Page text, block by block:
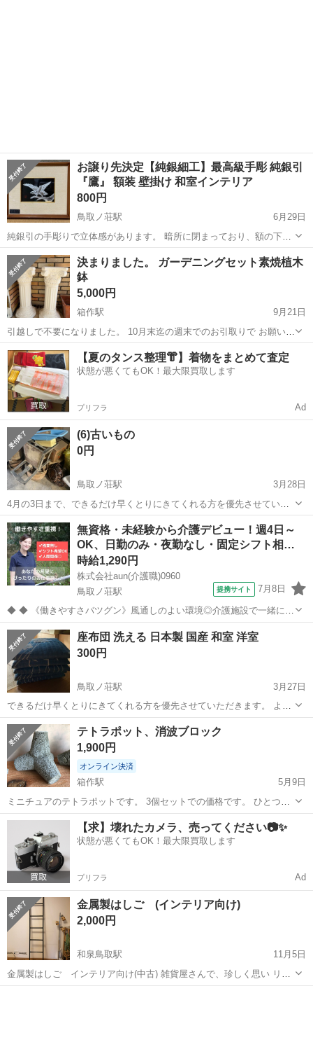
お譲り先決定【純銀細工】最高級手彫 純銀引
『鷹』 額装 壁掛け 和室インテリア
800円
鳥取ノ荘駅
6月29日
純銀引の手彫りで立体感があります。 暗所に閉まっており、額の下部
にガリ傷がありますがその他の状態は比較的良いかと思いますが、完
全新品をお求めの方は御遠慮ください。 額サイズは幅約31cm、高さ
26.5cm、奥行4.5cmで...
大阪 阪南市 鳥取ノ荘駅 インテリア雑貨/小物
決まりました。 ガーデニングセット素焼植木
鉢
5,000円
箱作駅
9月21日
引越しで不要になりました。 10月末迄の週末でのお引取りで お願いし
ます 玄関先の置物として置いてました。 まだまだ使える物ですので、
お安く 出しておきます。 サイズ 高さ74 縦横27 2個セット 植木鉢2個
大阪 阪南市 箱作駅 インテリア雑貨/小物 セット
【夏のタンス整理👘】着物をまとめて査定
状態が悪くてもOK！最大限買取します
プリフラ Ad
(6)古いもの
0円
鳥取ノ荘駅
3月28日
4月の3日まで、できるだけ早くとりにきてくれる方を優先させていた
だきます。 よろしくおねがいします。
大阪 阪南市 鳥取ノ荘駅 インテリア雑貨/小物
無資格・未経験から介護デビュー！週4日～
OK、日勤のみ・夜勤なし・固定シフト相…
時給1,290円
株式会社aun(介護職)0960
鳥取ノ荘駅
提携サイト 7月8日
◆ ◆ 《働きやすさバツグン》風通しのよい環境◎介護施設で一緒に働
きませんか？ スタッフのサポート体制やのびのびとした職場環境も魅
力のひとつ！ みんなが働きやすい環境づくりに注力しています。 私た
ちと一緒にお仕事始めませ...
大阪 阪南市 鳥取ノ荘駅 介護
座布団 洗える 日本製 国産 和室 洋室
300円
鳥取ノ荘駅
3月27日
できるだけ早くとりにきてくれる方を優先させていただきます。 よろ
しくおねがいします。 新品未使用ですが、保管期間が長いです
大阪 阪南市 鳥取ノ荘駅 インテリア雑貨/小物
テトラポット、消波ブロック
1,900円
オンライン決済
箱作駅
5月9日
ミニチュアのテトラポットです。 3個セットでの価格です。 ひとつひ
とつ手作りの為、ズレ､歪み､気泡があります。ご理解頂ける方のご購
入お願いします。 セメント製です。 水槽など生き物と一緒に入れる場
合はアク抜きをお願い...
大阪 阪南市 箱作駅 インテリア雑貨/小物 テトラポット
【求】壊れたカメラ、売ってください📷✨
状態が悪くてもOK！最大限買取します
プリフラ Ad
金属製はしご (インテリア向け)
2,000円
和泉鳥取駅
11月5日
金属製はしご インテリア向け(中古) 雑貨屋さんで、珍しく思い リビ
ングにインテリアとして 購入しました。 サビも無く、保存状態も良い